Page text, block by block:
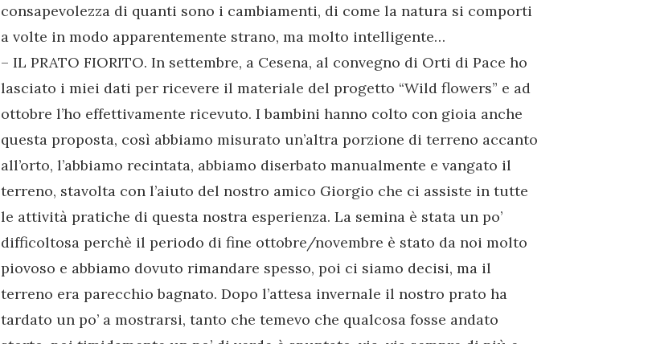
consapevolezza di quanti sono i cambiamenti, di come la natura si comporti
a volte in modo apparentemente strano, ma molto intelligente…
– IL PRATO FIORITO. In settembre, a Cesena, al convegno di Orti di Pace ho
lasciato i miei dati per ricevere il materiale del progetto “Wild flowers” e ad
ottobre l’ho effettivamente ricevuto. I bambini hanno colto con gioia anche
questa proposta, così abbiamo misurato un’altra porzione di terreno accanto
all’orto, l’abbiamo recintata, abbiamo diserbato manualmente e vangato il
terreno, stavolta con l’aiuto del nostro amico Giorgio che ci assiste in tutte
le attività pratiche di questa nostra esperienza. La semina è stata un po’
difficoltosa perchè il periodo di fine ottobre/novembre è stato da noi molto
piovoso e abbiamo dovuto rimandare spesso, poi ci siamo decisi, ma il
terreno era parecchio bagnato. Dopo l’attesa invernale il nostro prato ha
tardato un po’ a mostrarsi, tanto che temevo che qualcosa fosse andato